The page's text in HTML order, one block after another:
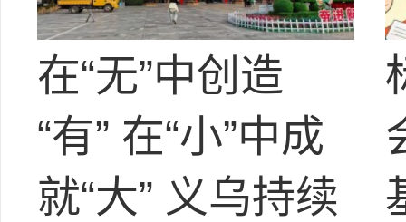
在“无”中创造
“有” 在“小”中成
就“大” 义乌持续